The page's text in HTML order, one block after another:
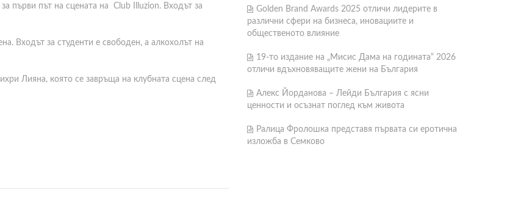
първи път на сцената на Club Illuzion. Входът за
Входът за студенти е свободен, а алкохолът на
Лияна, която се завръща на клубната сцена след
Golden Brand Awards 2025 отличи лидерите в
различни сфери на бизнеса, иновациите и
общественото влияние
19-то издание на „Мисис Дама на годината“ 2026
отличи вдъхновяващите жени на България
Алекс Йорданова – Лейди България с ясни
ценности и осъзнат поглед към живота
Ралица Фролошка представя първата си еротична
изложба в Семково